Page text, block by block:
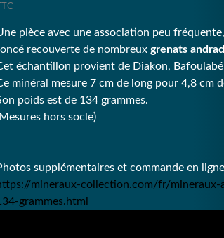
TTC
pièce avec une association peu
recouverte de nombreux grenats
échantillon provient de Diakon, Bafoulabé
minéral mesure 7 cm de long pour 4,8 cm
poids est de 134 grammes.
hors socle)
supplémentaires et commande en
mineraux-collection.com/fr/
grammes.html